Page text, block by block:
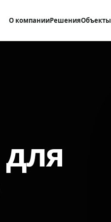
О компанииРешенияОбъекты